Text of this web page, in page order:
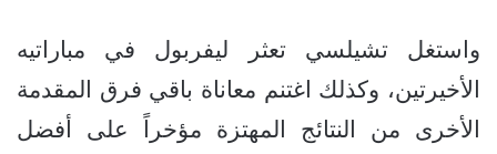
واستغل تشيلسي تعثر ليفربول في مباراتيه
الأخيرتين، وكذلك اغتنم معاناة باقي فرق المقدمة
الأخرى من النتائج المهتزة مؤخراً على أفضل